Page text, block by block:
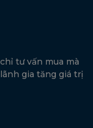
tư vấn mua mà
gia tăng giá trị